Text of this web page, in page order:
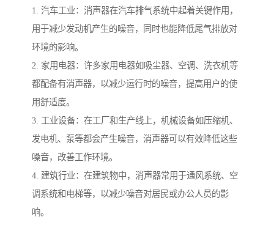
1. 汽车工业：消声器在汽车排气系统中起着关键作用，
用于减少发动机产生的噪音，同时也能降低尾气排放对
环境的影响。
2. 家用电器：许多家用电器如吸尘器、空调、洗衣机等
都配备有消声器，以减少运行时的噪音，提高用户的使
用舒适度。
3. 工业设备：在工厂和生产线上，机械设备如压缩机、
发电机、泵等都会产生噪音，消声器可以有效降低这些
噪音，改善工作环境。
4. 建筑行业：在建筑物中，消声器常用于通风系统、空
调系统和电梯等，以减少噪音对居民或办公人员的影
响。